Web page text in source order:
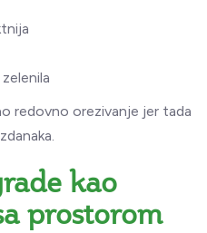
redovno orezivanje jer tada
kao
prostorom